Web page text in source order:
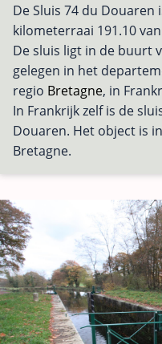
De Sluis 74 du
kilometerraai 191.10
De sluis ligt in de buurt
gelegen in het
regio Bretagne, in
In Frankrijk zelf is de
Douaren. Het object is
Bretagne.